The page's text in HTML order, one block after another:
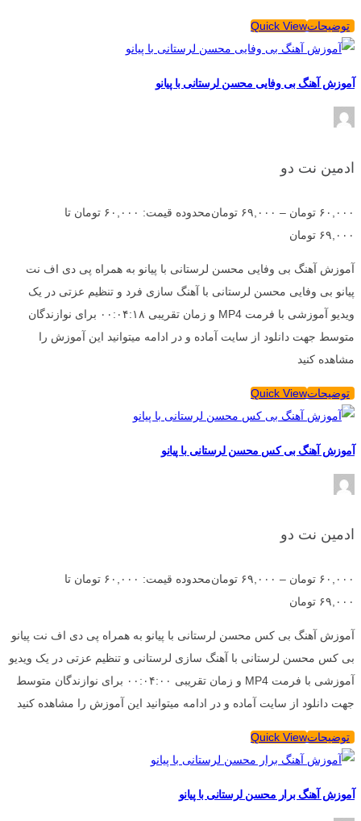
توضیحاتQuick View
آموزش آهنگ بی وفایی محسن لرستانی با پیانو
ادمین نت دو
۶۰,۰۰۰ تومان – ۶۹,۰۰۰ تومان
محدوده قیمت: ۶۰,۰۰۰ تومان تا
۶۹,۰۰۰ تومان
آموزش آهنگ بی وفایی محسن لرستانی با پیانو به همراه پی دی اف نت
پیانو بی وفایی محسن لرستانی با آهنگ سازی فرد و تنظیم عزتی در یک
ویدیو آموزشی با فرمت MP4 و زمان تقریبی ۰۰:۰۴:۱۸ برای نوازندگان
متوسط جهت دانلود از سایت آماده و در ادامه میتوانید این آموزش را
مشاهده کنید
توضیحاتQuick View
آموزش آهنگ بی کس محسن لرستانی با پیانو
ادمین نت دو
۶۰,۰۰۰ تومان – ۶۹,۰۰۰ تومان
محدوده قیمت: ۶۰,۰۰۰ تومان تا
۶۹,۰۰۰ تومان
آموزش آهنگ بی کس محسن لرستانی با پیانو به همراه پی دی اف نت پیانو
بی کس محسن لرستانی با آهنگ سازی لرستانی و تنظیم عزتی در یک ویدیو
آموزشی با فرمت MP4 و زمان تقریبی ۰۰:۰۴:۰۰ برای نوازندگان متوسط
جهت دانلود از سایت آماده و در ادامه میتوانید این آموزش را مشاهده کنید
توضیحاتQuick View
آموزش آهنگ برار محسن لرستانی با پیانو